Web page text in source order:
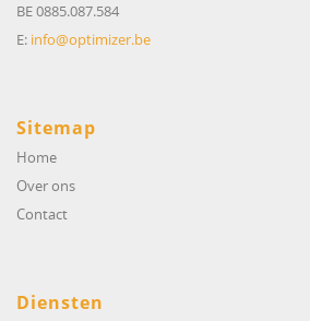
BE 0885.087.584
E: info@optimizer.be
Sitemap
Home
Over ons
Contact
Diensten